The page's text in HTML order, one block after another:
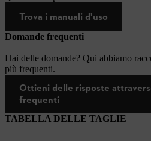
Trova i manuali d'uso
Domande frequenti
Hai delle domande? Qui abbiamo
più frequenti.
Ottieni delle risposte
frequenti
TABELLA DELLE TAGLIE